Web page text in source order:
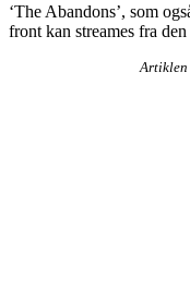
‘The Abandons’, som
front kan streames fra den
Artiklen